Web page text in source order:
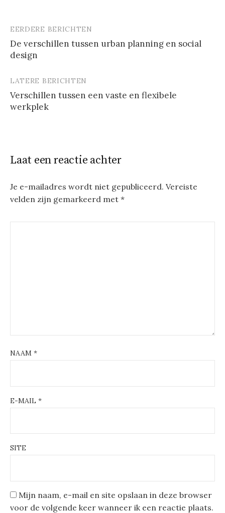
Berichtnavigatie
EERDERE BERICHTEN
De verschillen tussen urban planning en social
design
LATERE BERICHTEN
Verschillen tussen een vaste en flexibele
werkplek
Laat een reactie achter
Je e-mailadres wordt niet gepubliceerd. Vereiste
velden zijn gemarkeerd met *
NAAM *
E-MAIL *
SITE
Mijn naam, e-mail en site opslaan in deze browser
voor de volgende keer wanneer ik een reactie plaats.